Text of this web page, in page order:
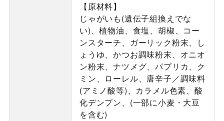
【原材料】
じゃがいも(遺伝子組換えでな
い)、植物油、食塩、胡椒、コー
ンスターチ、ガーリック粉末、し
ょうゆ、かつお調味粉末、オニオ
ン粉末、ナツメグ、パプリカ、ク
ミン、ローレル、唐辛子／調味料
(アミノ酸等)、カラメル色素、酸
化デンプン、(一部に小麦・大豆
を含む)